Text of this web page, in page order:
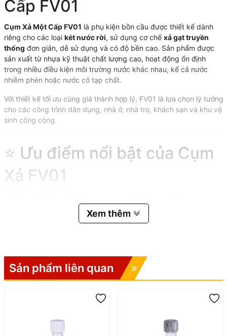
Cấp FV01
Cụm Xả Một Cấp FV01 là phụ kiện bồn cầu được thiết kế dành
riêng cho các loại két nước rời, sử dụng cơ chếxả gạt truyền
thống đơn giản, dễ sử dụng và có độ bền cao. Sản phẩm được
sản xuất từ nhựa kỹ thuật chất lượng cao, hoạt động ổn định
trong nhiều điều kiện môi trường nước khác nhau, kể cả nước
nhiễm phèn hoặc nước có tạp chất.
Với thiết kế tối ưu cùng giá thành hợp lý, FV01 là lựa chọn lý tưởng
cho các công trình dân dụng, nhà ở, nhà trọ, khách sạn và khu vệ
sinh công cộng.
⭐ Ưu điểm nổi bật của Cụm
Xả FV01
Cơ chế xả gạt truyền thống dễ thao tác, ít hư hỏng.
🔹Tốc độ xả mạnh lên đến 1.86 lít/giây , giúp làm sạch hiệu quả.
🔹Độ bền cao lên đến 200.000 lần hoạt động.
Chiều cao cột xả có thể điều chỉnh theo yêu cầu
Giá thành kinh tế , tiết kiệm chi phí đầu tư và thay thế.
Xem thêm
Sản phẩm liên quan